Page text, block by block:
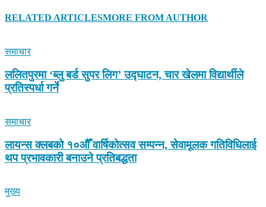
RELATED ARTICLESMORE FROM AUTHOR
समाचार
ललितपुरमा ‘ब्लु बर्ड सुपर लिग’ उद्घाटन, चार खेलमा विद्यार्थीले
प्रतिस्पर्धा गर्ने
समाचार
लायन्स क्लबको १०औँ वार्षिकोत्सव सम्पन्न, सेवामूलक गतिविधिलाई
थप प्रभावकारी बनाउने प्रतिबद्धता
मुख्य